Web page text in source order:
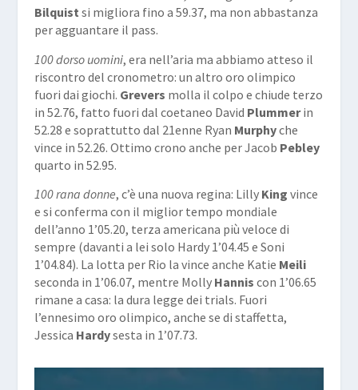
Bilquist si migliora fino a 59.37, ma non abbastanza
per agguantare il pass.
100 dorso uomini, era nell’aria ma abbiamo atteso il
riscontro del cronometro: un altro oro olimpico
fuori dai giochi. Grevers molla il colpo e chiude terzo
in 52.76, fatto fuori dal coetaneo David Plummerin
52.28 e soprattutto dal 21enne Ryan Murphyche
vince in 52.26. Ottimo crono anche per Jacob Pebley
quarto in 52.95.
100 rana donne, c’è una nuova regina: Lilly King vince
e si conferma con il miglior tempo mondiale
dell’anno 1’05.20, terza americana più veloce di
sempre (davanti a lei solo Hardy 1’04.45 e Soni
1’04.84). La lotta per Rio la vince anche Katie Meili
seconda in 1’06.07, mentre Molly Hannis con 1’06.65
rimane a casa: la dura legge dei trials. Fuori
l’ennesimo oro olimpico, anche se di staffetta,
Jessica Hardysesta in 1’07.73.